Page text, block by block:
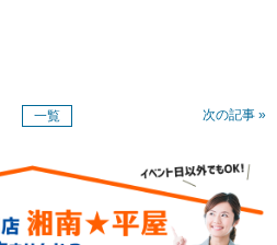
一覧 次の記事 »